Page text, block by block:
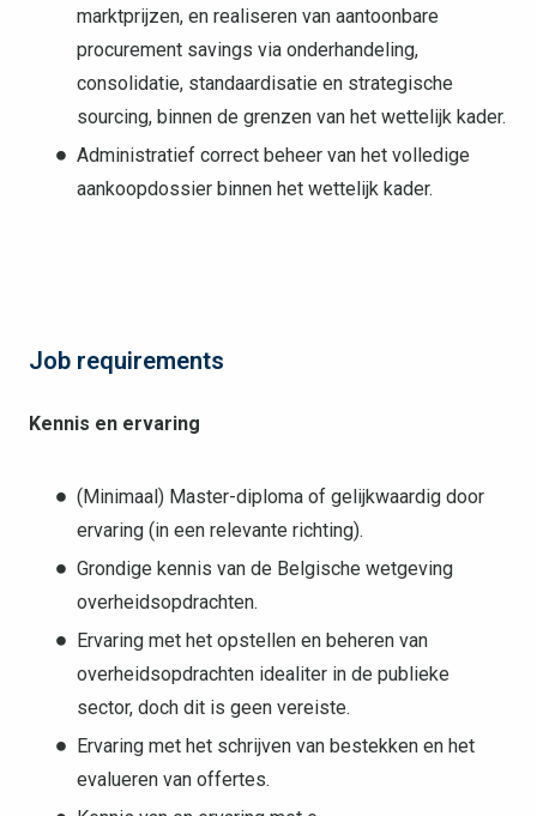
marktprijzen, en realiseren van aantoonbare
procurement savings via onderhandeling,
consolidatie, standaardisatie en strategische
sourcing, binnen de grenzen van het wettelijk kader.
Administratief correct beheer van het volledige
aankoopdossier binnen het wettelijk kader.
Job requirements
Kennis en ervaring
(Minimaal) Master-diploma of gelijkwaardig door
ervaring (in een relevante richting).
Grondige kennis van de Belgische wetgeving
overheidsopdrachten.
Ervaring met het opstellen en beheren van
overheidsopdrachten idealiter in de publieke
sector, doch dit is geen vereiste.
Ervaring met het schrijven van bestekken en het
evalueren van offertes.